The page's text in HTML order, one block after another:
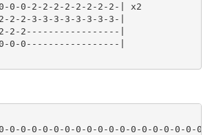
0-0-2-2-2-2-2-2-2-2-| x2
2-2-3-3-3-3-3-3-3-3-|
2-2-2-----------------|
0-0-0-----------------|
0-0-0-0-0-0-0-0-0-0-0-0-0-0-0-0-0-